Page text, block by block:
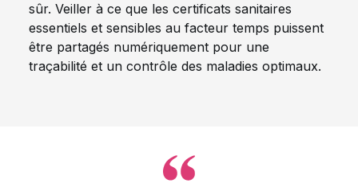
sûr. Veiller à ce que les certificats sanitaires
essentiels et sensibles au facteur temps puissent
être partagés numériquement pour une
traçabilité et un contrôle des maladies optimaux.